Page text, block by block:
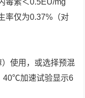
毒素＜0.5EU/mg
率仅为0.37%（对
使用，或选择预混
40℃加速试验显示6